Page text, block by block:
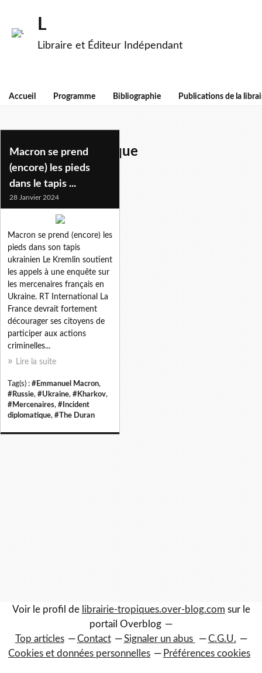
L
Libraire et Éditeur Indépendant
Accueil Programme Bibliographie Publications de la
incident diplomatique
Macron se prend
(encore) les pieds
dans le tapis ...
28 Janvier 2024
Macron se prend (encore) les
pieds dans son tapis
ukrainien Le Kremlin soutient
les appels à une enquête sur
les mercenaires français en
Ukraine. RT International La
France devrait fortement
décourager ses citoyens de
participer aux actions
criminelles...
Lire la suite
Tag(s) : #Emmanuel Macron,
#Russie, #Ukraine, #Kharkov,
#Mercenaires, #Incident
diplomatique, #The Duran
Voir le profil de librairie-tropiques.over-blog.com sur le
portail Overblog
Top articles
Contact Signaler un abus
C.G.U.
Cookies et données personnelles
Préférences cookies